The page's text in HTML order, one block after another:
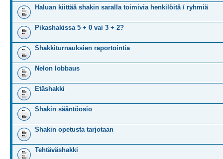
Haluan kiittää shakin saralla toimivia henkilöitä / ryhmiä
Pikashakissa 5 + 0 vai 3 + 2?
Shakkiturnauksien raportointia
Nelon lobbaus
Etäshakki
Shakin sääntöosio
Shakin opetusta tarjotaan
Tehtäväshakki